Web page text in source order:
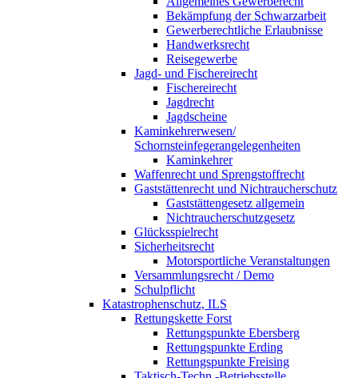
Bekämpfung der Schwarzarbeit
Gewerberechtliche Erlaubnisse
Handwerksrecht
Reisegewerbe
Jagd- und Fischereirecht
Fischereirecht
Jagdrecht
Jagdscheine
Kaminkehrerwesen/
Schornsteinfegerangelegenheiten
Kaminkehrer
Waffenrecht und Sprengstoffrecht
Gaststättenrecht und Nichtraucherschutz
Gaststättengesetz allgemein
Nichtraucherschutzgesetz
Glücksspielrecht
Sicherheitsrecht
Motorsportliche Veranstaltungen
Versammlungsrecht / Demo
Schulpflicht
Katastrophenschutz, ILS
Rettungskette Forst
Rettungspunkte Ebersberg
Rettungspunkte Erding
Rettungspunkte Freising